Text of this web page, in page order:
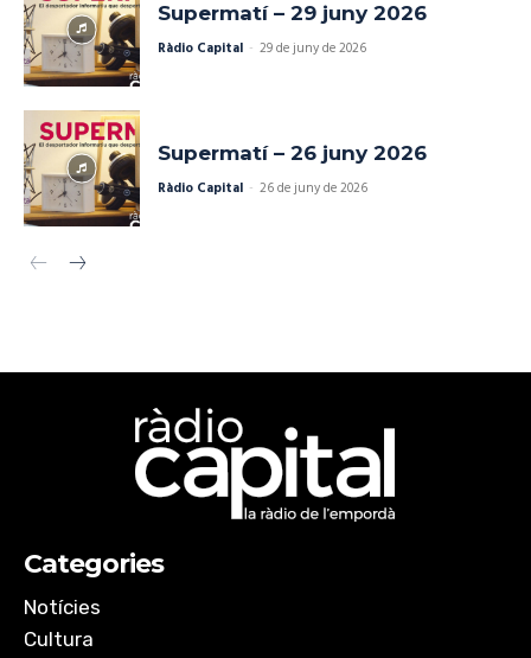
Supermatí – 29 juny 2026
Ràdio Capital - 29 de juny de 2026
Supermatí – 26 juny 2026
Ràdio Capital - 26 de juny de 2026
Categories
Notícies
Cultura